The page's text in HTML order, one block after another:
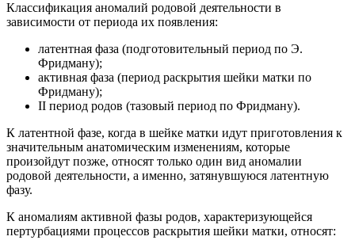
Классификация аномалий родовой деятельности в
зависимости от периода их появления:
латентная фаза (подготовительный период по Э.
Фридману);
активная фаза (период раскрытия шейки матки по
Фридману);
II период родов (тазовый период по Фридману).
К латентной фазе, когда в шейке матки идут приготовления к
значительным анатомическим изменениям, которые
произойдут позже, относят только один вид аномалии
родовой деятельности, а именно, затянувшуюся латентную
фазу.
К аномалиям активной фазы родов, характеризующейся
пертурбациями процессов раскрытия шейки матки, относят: